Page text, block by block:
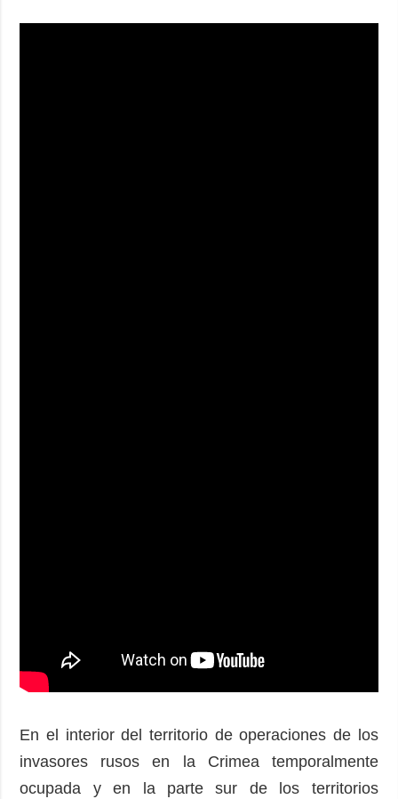
En el interior del territorio de operaciones de los
invasores rusos en la Crimea temporalmente
ocupada y en la parte sur de los territorios